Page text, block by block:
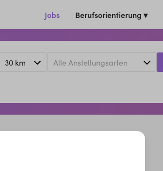
Jobs Berufsorientierung ▾